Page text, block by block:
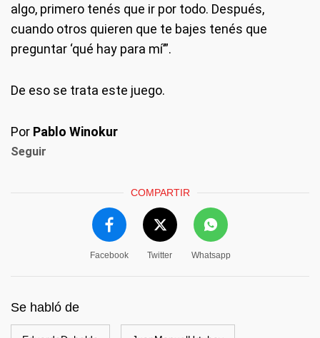
algo, primero tenés que ir por todo. Después,
cuando otros quieren que te bajes tenés que
preguntar ‘qué hay para mí’”.
De eso se trata este juego.
Por Pablo Winokur
Seguir
COMPARTIR
Facebook Twitter Whatsapp
Se habló de